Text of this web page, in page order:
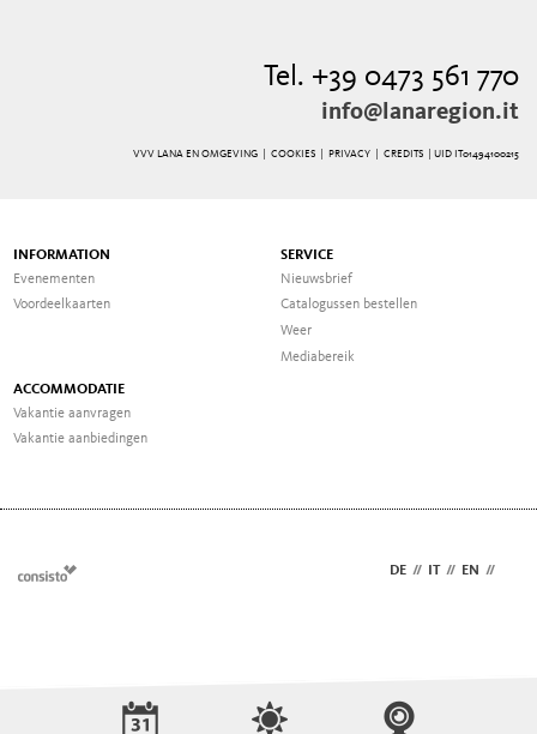
Tel. +39 0473 561 770
info@lanaregion.it
VVV LANA EN OMGEVING | COOKIES| PRIVACY| CREDITS | UID IT01494100215
INFORMATION
Evenementen
Voordeelkaarten
SERVICE
Nieuwsbrief
Catalogussen bestellen
Weer
Mediabereik
ACCOMMODATIE
Vakantie aanvragen
Vakantie aanbiedingen
DE // IT // EN //